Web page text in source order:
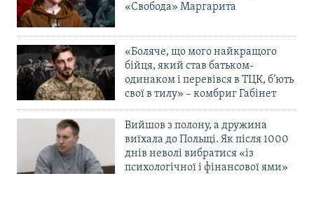
«Свобода» Маргарита
«Боляче, що мого найкращого
бійця, який став батьком-
одинаком і перевівся в ТЦК, б’ють
свої в тилу» – комбриг Габінет
Вийшов з полону, а дружина
виїхала до Польщі. Як після 1000
днів неволі вибратися «із
психологічної і фінансової ями»